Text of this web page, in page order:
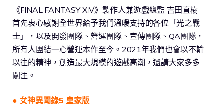
《FINAL FANTASY XIV》製作人兼遊戲總監 吉田直樹
首先衷心感謝全世界給予我們溫暖支持的各位「光之戰
士」，以及開發團隊、營運團隊、宣傳團隊、QA團隊，
所有人團結一心營運本作至今。2021年我們也會以不輸
以往的精神，創造最大規模的遊戲高潮，還請大家多多
關注。
● 女神異聞錄5 皇家版